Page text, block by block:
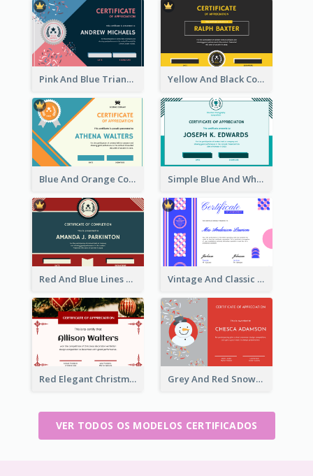
Pink And Blue Triangles Confetti Celebration Certificate Yellow And Black Contrast Simple Certificate
Blue And Orange Company Triangles With Badge Certificate Simple Blue And White Rectangle Certificate
Red And Blue Lines And Badge Completion Certificate Vintage And Classic Vibrant Certificate Design Ideas
Red Elegant Christmas Celebration Certificate Grey And Red Snowman Cartoon Certificate
VER TODOS OS MODELOS CERTIFICADOS